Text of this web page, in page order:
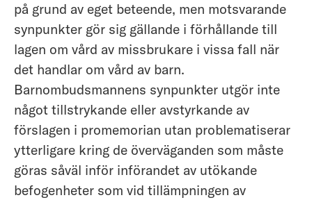
på grund av eget beteende, men motsvarande
synpunkter gör sig gällande i förhållande till
lagen om vård av missbrukare i vissa fall när
det handlar om vård av barn.
Barnombudsmannens synpunkter utgör inte
något tillstrykande eller avstyrkande av
förslagen i promemorian utan problematiserar
ytterligare kring de överväganden som måste
göras såväl inför införandet av utökande
befogenheter som vid tillämpningen av